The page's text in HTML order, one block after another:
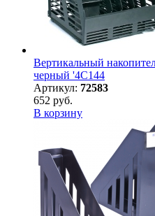
Вертикальный
черный '4C144
Артикул: 72583
652 руб.
В корзину